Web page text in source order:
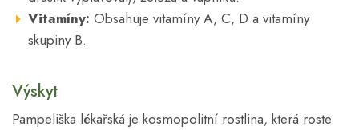
Vitamíny: Obsahuje vitamíny A, C, D a vitamíny
skupiny B.
Výskyt
Pampeliška lékařská je kosmopolitní rostlina, která roste